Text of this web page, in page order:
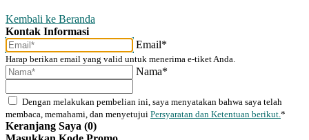
Kembali ke Beranda
Kontak Informasi
Email*
Harap berikan email yang valid untuk menerima e-tiket Anda.
Nama*
Dengan melakukan pembelian ini, saya menyatakan bahwa saya telah
membaca, memahami, dan menyetujui Persyaratan dan Ketentuan berikut. *
Keranjang Saya (0)